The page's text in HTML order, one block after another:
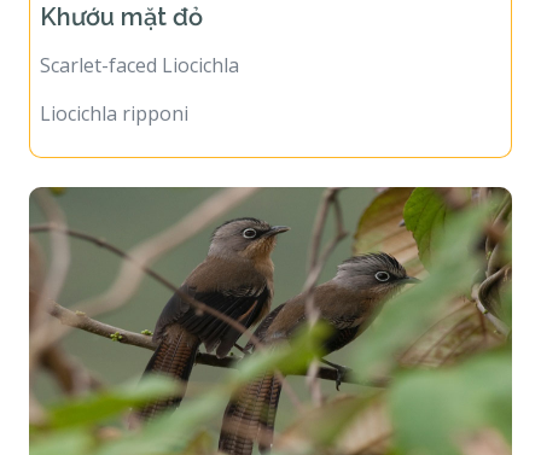
Khướu mặt đỏ
Scarlet-faced Liocichla
Liocichla ripponi